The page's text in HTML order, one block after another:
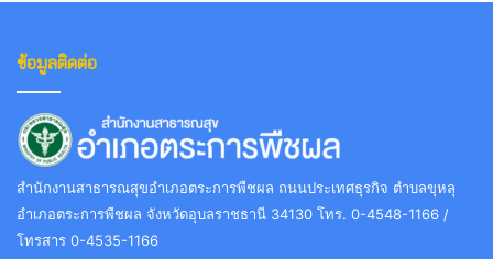
ข้อมูลติดต่อ
สำนักงานสาธารณสุขอำเภอตระการพืชผล ถนนประเทศธุรกิจ ตำบลขุหลุ
อำเภอตระการพืชผล จังหวัดอุบลราชธานี 34130 โทร. 0-4548-1166 /
โทรสาร 0-4535-1166